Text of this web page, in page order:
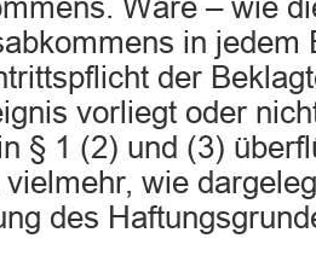
Wäre – wie
in jedem
der
vorliegt oder
§ 1 (2) und (3)
wie
des